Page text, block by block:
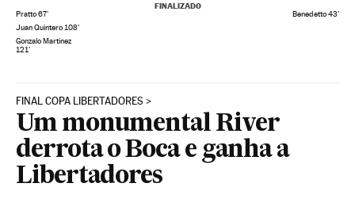
Pratto67'
Juan Quintero 108'
Gonzalo Martinez
121'
FINALIZADO
Benedetto43'
FINAL COPA LIBERTADORES
Um monumental River
derrota o Boca e ganha a
Libertadores